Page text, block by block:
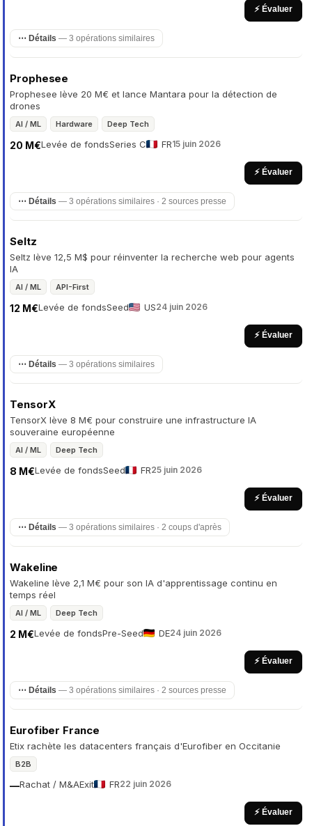
⚡ Évaluer
⋯ Détails — 3 opérations similaires
Prophesee
Prophesee lève 20 M€ et lance Mantara pour la détection de
drones
AI / ML Hardware Deep Tech
Levée de fonds
20 M€ Series C FR15 juin 2026
⚡ Évaluer
⋯ Détails — 3 opérations similaires · 2 sources presse
Seltz
Seltz lève 12,5 M$ pour réinventer la recherche web pour agents
IA
AI / ML API-First
Levée de fonds
12 M€ Seed US24 juin 2026
⚡ Évaluer
⋯ Détails — 3 opérations similaires
TensorX
TensorX lève 8 M€ pour construire une infrastructure IA
souveraine européenne
AI / ML Deep Tech
Levée de fonds
8 M€ Seed FR25 juin 2026
⚡ Évaluer
⋯ Détails — 3 opérations similaires · 2 coups d'après
Wakeline
Wakeline lève 2,1 M€ pour son IA d'apprentissage continu en
temps réel
AI / ML Deep Tech
Levée de fonds
2 M€ Pre-Seed DE24 juin 2026
⚡ Évaluer
⋯ Détails — 3 opérations similaires · 2 sources presse
Eurofiber France
Etix rachète les datacenters français d'Eurofiber en Occitanie
B2B
Rachat / M&A
— Exit FR22 juin 2026
⚡ Évaluer